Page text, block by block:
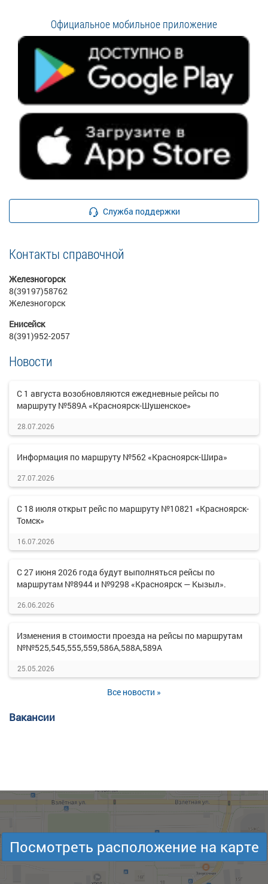
Официальное мобильное приложение
Служба поддержки
Контакты справочной
Железногорск
8(39197)58762
Железногорск
Енисейск
8(391)952-2057
Новости
С 1 августа возобновляются ежедневные рейсы по
маршруту №589А «Красноярск-Шушенское»
28.07.2026
Информация по маршруту №562 «Красноярск-Шира»
27.07.2026
С 18 июля открыт рейс по маршруту №10821 «Красноярск-
Томск»
16.07.2026
С 27 июня 2026 года будут выполняться рейсы по
маршрутам №8944 и №9298 «Красноярск — Кызыл».
26.06.2026
Изменения в стоимости проезда на рейсы по маршрутам
№№525,545,555,559,586А,588А,589А
25.05.2026
Все новости »
Вакансии
Посмотреть расположение на карте